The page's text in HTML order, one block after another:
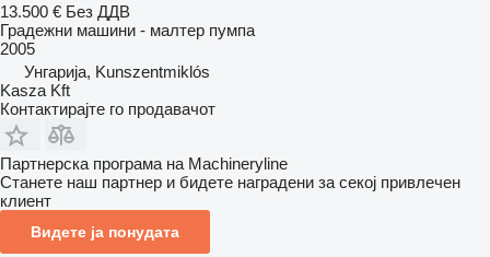
13.500 € Без ДДВ
Градежни машини - малтер пумпа
2005
Унгарија, Kunszentmiklós
Kasza Kft
Контактирајте го продавачот
Партнерска програма на Machineryline
Станете наш партнер и бидете наградени за секој привлечен
клиент
Видете ја понудата